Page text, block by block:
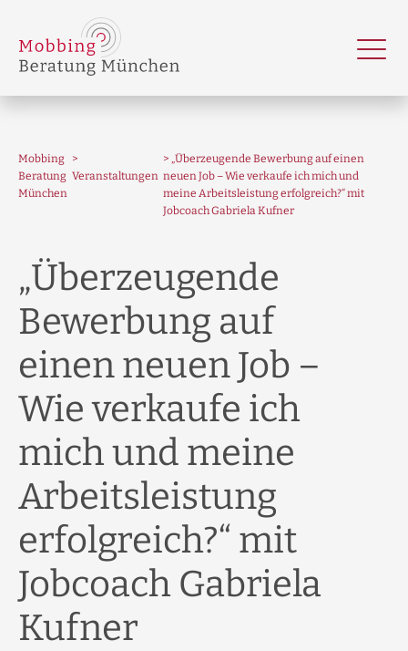
Mobbing
Beratung
München
Veranstaltungen
„Überzeugende Bewerbung auf einen
neuen Job – Wie verkaufe ich mich und
meine Arbeitsleistung erfolgreich?“ mit
Jobcoach Gabriela Kufner
„Überzeugende
Bewerbung auf
einen neuen Job –
Wie verkaufe ich
mich und meine
Arbeitsleistung
erfolgreich?“ mit
Jobcoach Gabriela
Kufner